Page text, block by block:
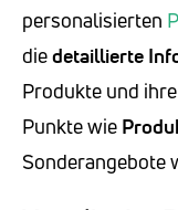
personalisierten
diedetaillierte
Produkte und
Punkte wie
Sonderangebote